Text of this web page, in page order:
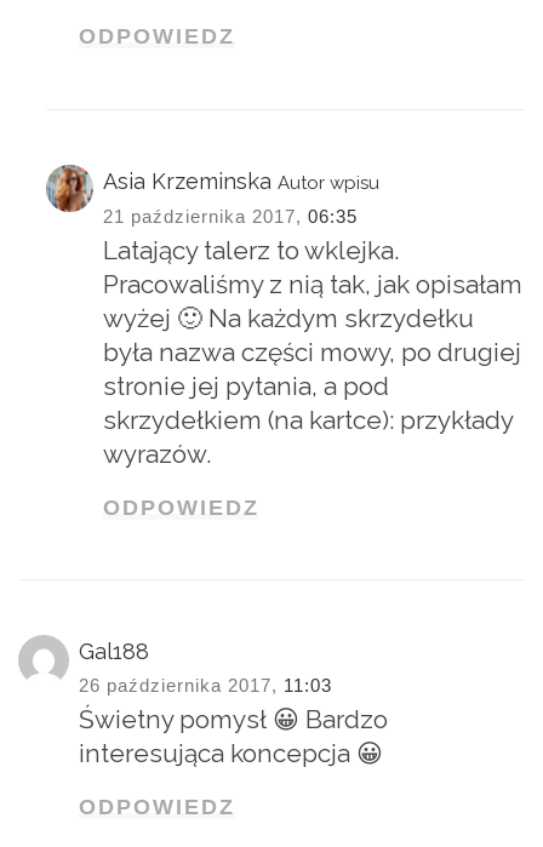
ODPOWIEDZ
Asia Krzeminska Autor wpisu
21 października 2017, 06:35
Latający talerz to wklejka.
Pracowaliśmy z nią tak, jak opisałam
wyżej 🙂 Na każdym skrzydełku
była nazwa części mowy, po drugiej
stronie jej pytania, a pod
skrzydełkiem (na kartce): przykłady
wyrazów.
ODPOWIEDZ
Gal188
26 października 2017, 11:03
Świetny pomysł 😀 Bardzo
interesująca koncepcja 😀
ODPOWIEDZ